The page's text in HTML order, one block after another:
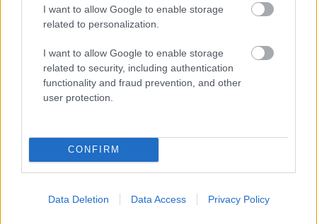
I want to allow Google to enable storage
related to personalization.
I want to allow Google to enable storage
related to security, including authentication
functionality and fraud prevention, and other
user protection.
CONFIRM
Data Deletion Data Access Privacy Policy
Amerika Szovjetunió Csillagászat Űrkutatás
ELSTARTOLT A MŰVÉSZETEK VÖLGYE